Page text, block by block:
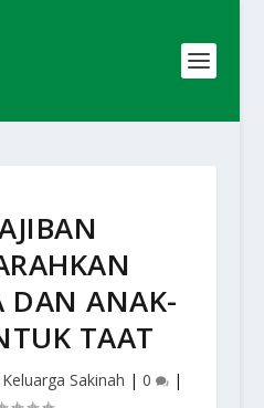
DAN ANAK-
TAAT
Keluarga Sakinah | 0 |